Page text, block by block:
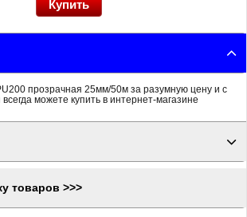
прозрачная 25мм/50м за разумную цену и с
можете купить в интернет-магазине
товаров >>>